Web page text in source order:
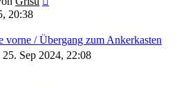
20:38
vorne / Übergang zum Ankerkasten
Sep 2024, 22:08